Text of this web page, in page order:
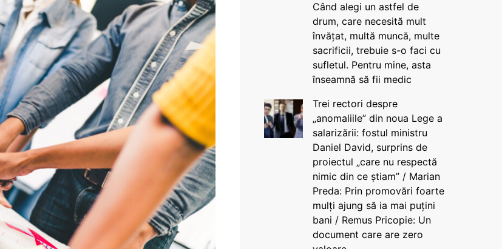
Când alegi un astfel de
drum, care necesită mult
învățat, multă muncă, multe
sacrificii, trebuie s-o faci cu
sufletul. Pentru mine, asta
înseamnă să fii medic
Trei rectori despre
„anomaliile” din noua Lege a
salarizării: fostul ministru
Daniel David, surprins de
proiectul „care nu respectă
nimic din ce știam” / Marian
Preda: Prin promovări foarte
mulți ajung să ia mai puțini
bani / Remus Pricopie: Un
document care are zero